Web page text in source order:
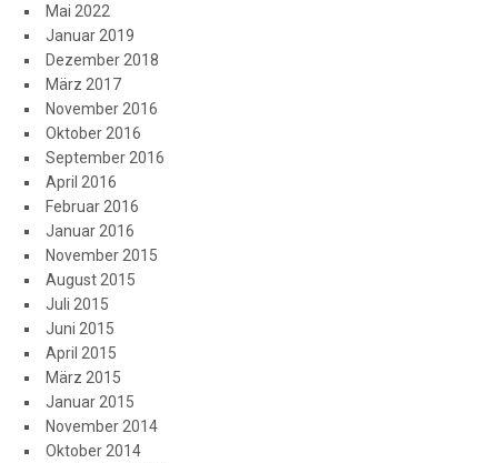
Mai 2022
Januar 2019
Dezember 2018
März 2017
November 2016
Oktober 2016
September 2016
April 2016
Februar 2016
Januar 2016
November 2015
August 2015
Juli 2015
Juni 2015
April 2015
März 2015
Januar 2015
November 2014
Oktober 2014